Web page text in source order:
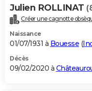
Julien ROLLINAT
Créer une cagnotte
Naissance
01/07/1931 à Bouesse (
Décès
09/02/2020 à